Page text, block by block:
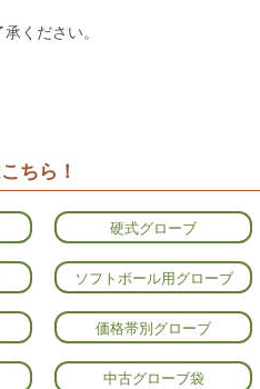
ください。
ちら！
硬式グローブ
ソフトボール用グローブ
価格帯別グローブ
中古グローブ袋